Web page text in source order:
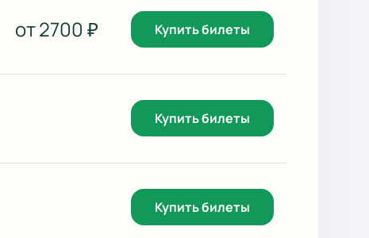
от2700 ₽ Купить билеты
Купить билеты
Купить билеты